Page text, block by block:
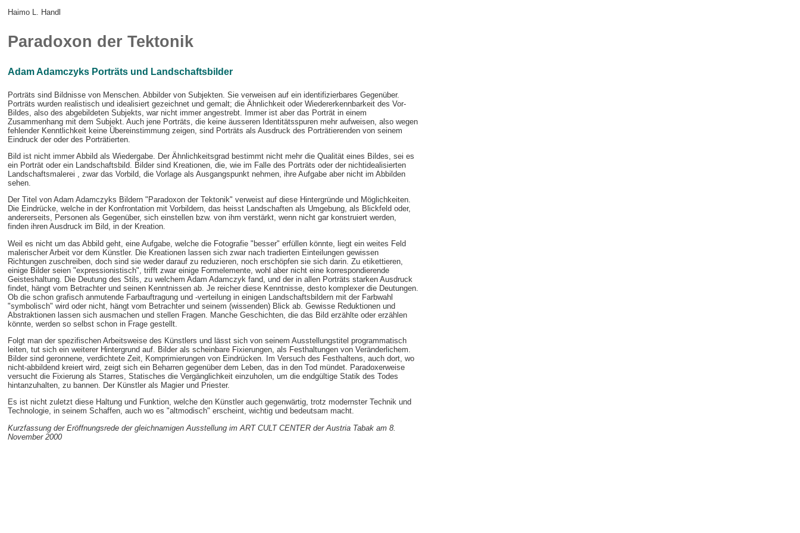
Haimo L. Handl
Paradoxon der Tektonik
Adam Adamczyks Porträts und Landschaftsbilder
Porträts sind Bildnisse von Menschen. Abbilder von Subjekten. Sie verweisen auf ein identifizierbares Gegenüber.
Porträts wurden realistisch und idealisiert gezeichnet und gemalt; die Ähnlichkeit oder Wiedererkennbarkeit des Vor-
Bildes, also des abgebildeten Subjekts, war nicht immer angestrebt. Immer ist aber das Porträt in einem
Zusammenhang mit dem Subjekt. Auch jene Porträts, die keine äusseren Identitätsspuren mehr aufweisen, also wegen
fehlender Kenntlichkeit keine Übereinstimmung zeigen, sind Porträts als Ausdruck des Porträtierenden von seinem
Eindruck der oder des Porträtierten.
Bild ist nicht immer Abbild als Wiedergabe. Der Ähnlichkeitsgrad bestimmt nicht mehr die Qualität eines Bildes, sei es
ein Porträt oder ein Landschaftsbild. Bilder sind Kreationen, die, wie im Falle des Porträts oder der nichtidealisierten
Landschaftsmalerei , zwar das Vorbild, die Vorlage als Ausgangspunkt nehmen, ihre Aufgabe aber nicht im Abbilden
sehen.
Der Titel von Adam Adamczyks Bildern "Paradoxon der Tektonik" verweist auf diese Hintergründe und Möglichkeiten.
Die Eindrücke, welche in der Konfrontation mit Vorbildern, das heisst Landschaften als Umgebung, als Blickfeld oder,
andererseits, Personen als Gegenüber, sich einstellen bzw. von ihm verstärkt, wenn nicht gar konstruiert werden,
finden ihren Ausdruck im Bild, in der Kreation.
Weil es nicht um das Abbild geht, eine Aufgabe, welche die Fotografie "besser" erfüllen könnte, liegt ein weites Feld
malerischer Arbeit vor dem Künstler. Die Kreationen lassen sich zwar nach tradierten Einteilungen gewissen
Richtungen zuschreiben, doch sind sie weder darauf zu reduzieren, noch erschöpfen sie sich darin. Zu etikettieren,
einige Bilder seien "expressionistisch", trifft zwar einige Formelemente, wohl aber nicht eine korrespondierende
Geisteshaltung. Die Deutung des Stils, zu welchem Adam Adamczyk fand, und der in allen Porträts starken Ausdruck
findet, hängt vom Betrachter und seinen Kenntnissen ab. Je reicher diese Kenntnisse, desto komplexer die Deutungen.
Ob die schon grafisch anmutende Farbauftragung und -verteilung in einigen Landschaftsbildern mit der Farbwahl
"symbolisch" wird oder nicht, hängt vom Betrachter und seinem (wissenden) Blick ab. Gewisse Reduktionen und
Abstraktionen lassen sich ausmachen und stellen Fragen. Manche Geschichten, die das Bild erzählte oder erzählen
könnte, werden so selbst schon in Frage gestellt.
Folgt man der spezifischen Arbeitsweise des Künstlers und lässt sich von seinem Ausstellungstitel programmatisch
leiten, tut sich ein weiterer Hintergrund auf. Bilder als scheinbare Fixierungen, als Festhaltungen von Veränderlichem.
Bilder sind geronnene, verdichtete Zeit, Komprimierungen von Eindrücken. Im Versuch des Festhaltens, auch dort, wo
nicht-abbildend kreiert wird, zeigt sich ein Beharren gegenüber dem Leben, das in den Tod mündet. Paradoxerweise
versucht die Fixierung als Starres, Statisches die Vergänglichkeit einzuholen, um die endgültige Statik des Todes
hintanzuhalten, zu bannen. Der Künstler als Magier und Priester.
Es ist nicht zuletzt diese Haltung und Funktion, welche den Künstler auch gegenwärtig, trotz modernster Technik und
Technologie, in seinem Schaffen, auch wo es "altmodisch" erscheint, wichtig und bedeutsam macht.
Kurzfassung der Eröffnungsrede der gleichnamigen Ausstellung im ART CULT CENTER der Austria Tabak am 8.
November 2000